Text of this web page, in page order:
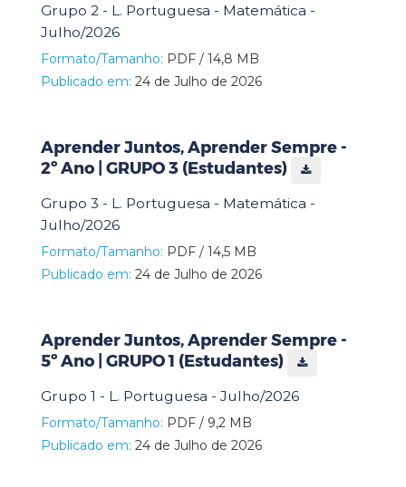
Grupo 2 - L. Portuguesa - Matemática -
Julho/2026
Formato/Tamanho: PDF / 14,8 MB
Publicado em: 24 de Julho de 2026
Aprender Juntos, Aprender Sempre -
2º Ano | GRUPO 3 (Estudantes)
Grupo 3 - L. Portuguesa - Matemática -
Julho/2026
Formato/Tamanho: PDF / 14,5 MB
Publicado em: 24 de Julho de 2026
Aprender Juntos, Aprender Sempre -
5º Ano | GRUPO 1 (Estudantes)
Grupo 1 - L. Portuguesa - Julho/2026
Formato/Tamanho: PDF / 9,2 MB
Publicado em: 24 de Julho de 2026